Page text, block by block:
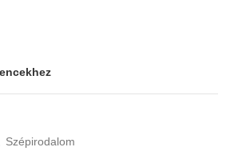
Szépirodalom